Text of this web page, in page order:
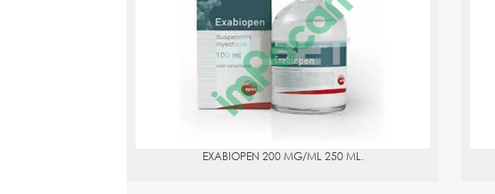
EXABIOPEN 200 MG/ML 250 ML.